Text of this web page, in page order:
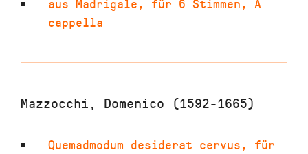
aus Madrigale, für 6 Stimmen, A
cappella
Mazzocchi, Domenico (1592-1665)
Quemadmodum desiderat cervus, für